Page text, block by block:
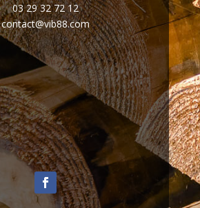
03 29 32 72 12
contact@vib88.com